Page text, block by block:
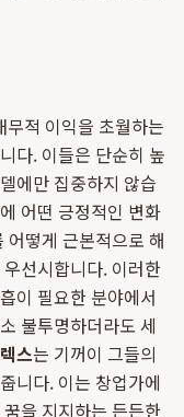
적 이익을 초월하는
다. 이들은 단순히 높
에만 집중하지 않습
어떤 긍정적인 변화
떻게 근본적으로 해
선시합니다. 이러한
이 필요한 분야에서
불투명하더라도 세
스는 기꺼이 그들의
니다. 이는 창업가에
을 지지하는 든든한